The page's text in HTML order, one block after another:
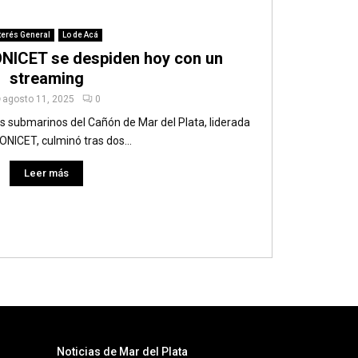
General Lo de Acá
se despiden hoy con un
streaming
agosto 11, 2025 0
submarinos del Cañón de Mar del Plata, liderada
culminó tras dos...
Leer más
Noticias de Mar del Plata